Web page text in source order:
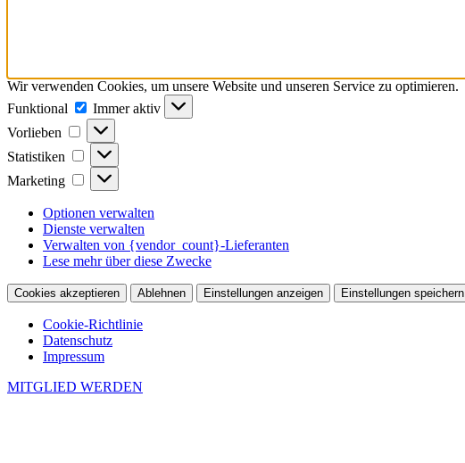
Wir verwenden Cookies, um unsere Website und unseren Service zu optimieren.
Funktional
Funktional
Immer aktiv
Vorlieben
Vorlieben
Statistiken Statistiken
Marketing Marketing
Optionen verwalten
Dienste verwalten
Verwalten von {vendor_count}-Lieferanten
Lese mehr über diese Zwecke
Cookies akzeptieren Ablehnen Einstellungen anzeigen Einstellungen speichern
Cookie-Richtlinie
Datenschutz
Impressum
MITGLIED WERDEN